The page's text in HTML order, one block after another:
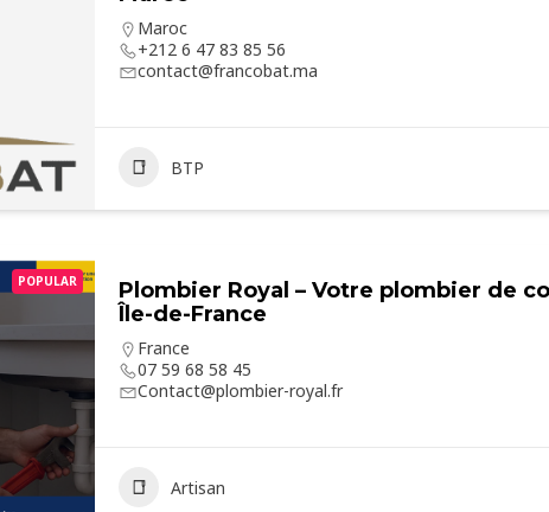
Maroc
+212 6 47 83 85 56
contact@francobat.ma
BTP
POPULAR
Plombier Royal – Votre plombier de
Île-de-France
France
07 59 68 58 45
Contact@plombier-royal.fr
Artisan